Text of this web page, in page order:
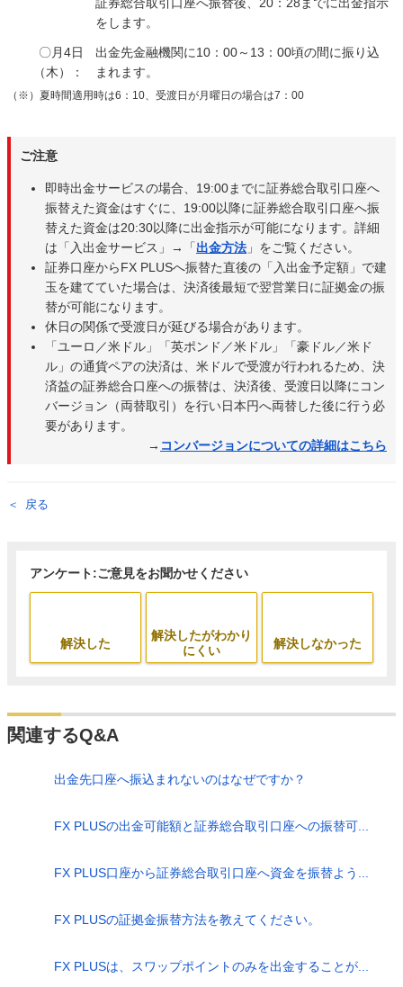
をします。
〇月4日
（木）：
出金先金融機関に10：00～13：00頃の間に振り込
まれます。
（※）夏時間適用時は6：10、受渡日が月曜日の場合は7：00
ご注意
即時出金サービスの場合、19:00までに証券総合取引口座へ
振替えた資金はすぐに、19:00以降に証券総合取引口座へ振
替えた資金は20:30以降に出金指示が可能になります。詳細
は「入出金サービス」→「出金方法 」をご覧ください。
証券口座からFX PLUSへ振替た直後の「入出金予定額」で建
玉を建てていた場合は、決済後最短で翌営業日に証拠金の振
替が可能になります。
休日の関係で受渡日が延びる場合があります。
「ユーロ／米ドル」「英ポンド／米ドル」「豪ドル／米ド
ル」の通貨ペアの決済は、米ドルで受渡が行われるため、決
済益の証券総合口座への振替は、決済後、受渡日以降にコン
バージョン（両替取引）を行い日本円へ両替した後に行う必
要があります。
→ コンバージョンについての詳細はこちら
戻る
アンケート:ご意見をお聞かせください
解決した
解決したがわかり
にくい
解決しなかった
関連するQ&A
出金先口座へ振込まれないのはなぜですか？
FX PLUSの出金可能額と証券総合取引口座への振替可...
FX PLUS口座から証券総合取引口座へ資金を振替よう...
FX PLUSの証拠金振替方法を教えてください。
FX PLUSは、スワップポイントのみを出金することが...